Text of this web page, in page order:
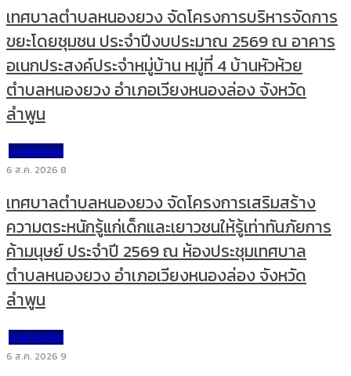
เทศบาลตำบลหนองยวง จัดโครงการบริหารจัดการ
ขยะโดยชุมชน ประจำปีงบประมาณ 2569 ณ อาคาร
อเนกประสงค์ประจำหมู่บ้าน หมู่ที่ 4 บ้านหัวห้วย
ตำบลหนองยวง อำเภอเวียงหนองล่อง จังหวัด
ลำพูน
ภาพกิจกรรม
6 ส.ค. 2026 8
เทศบาลตำบลหนองยวง จัดโครงการเสริมสร้าง
ความตระหนักรู้แก่เด็กและเยาวชนให้รู้เท่าทันภัยการ
ค้ามนุษย์ ประจำปี 2569 ณ ห้องประชุมเทศบาล
ตำบลหนองยวง อำเภอเวียงหนองล่อง จังหวัด
ลำพูน
ภาพกิจกรรม
6 ส.ค. 2026 9